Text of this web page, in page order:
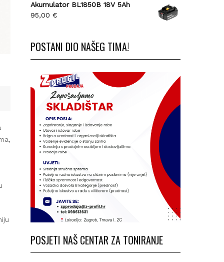
Akumulator BL1850B 18V 5Ah
95,00€
POSTANI DIO NAŠEG TIMA!
POSJETI NAŠ CENTAR ZA TONIRANJE